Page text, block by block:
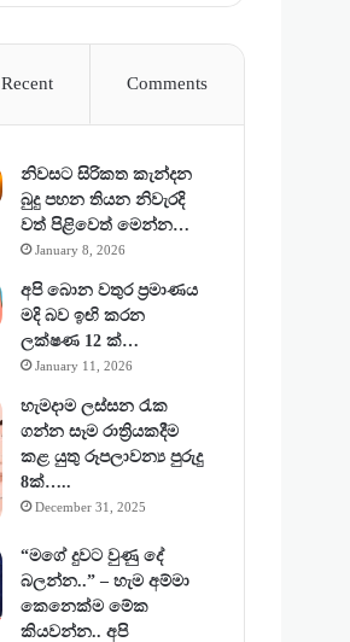
Recent Comments
නිවසට සිරිකත කැන්දන
බුදු පහන තියන නිවැරදි
වත් පිළිවෙත් මෙන්න…
January 8, 2026
අපි බොන වතුර ප්‍රමාණය
මදි බව ඉඟි කරන
ලක්ෂණ 12 ක්…
January 11, 2026
හැමදාම ලස්සන රැක
ගන්න සෑම රාත්‍රියකදීම
කළ යුතු රූපලාවන්‍ය පුරුදු
8ක්…..
December 31, 2025
“මගේ දුවට වුණු දේ
බලන්න..” – හැම අම්මා
කෙනෙක්ම මේක
කියවන්න.. අපි